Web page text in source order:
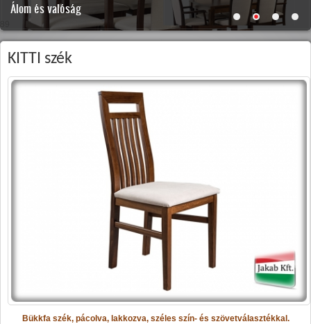
Álom és valóság
KITTI szék
Bükkfa szék, pácolva, lakkozva, széles szín- és szövetválasztékkal.